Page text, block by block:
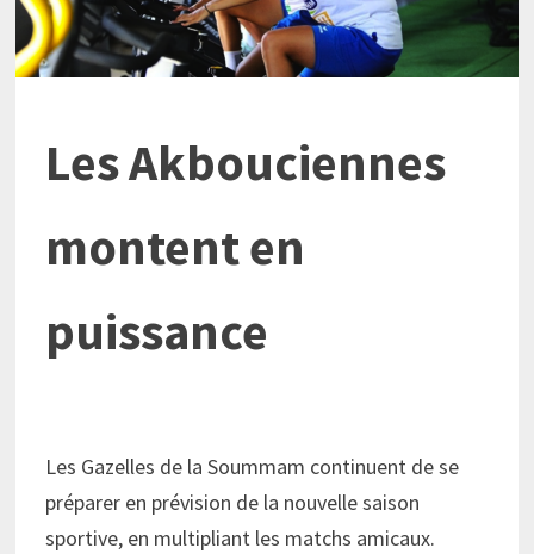
Les Akbouciennes
montent en
puissance
Les Gazelles de la Soummam continuent de se
préparer en prévision de la nouvelle saison
sportive, en multipliant les matchs amicaux.